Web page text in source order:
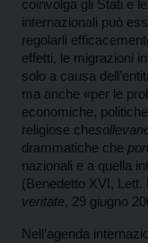
coinvolga gli Stati e
internazionali può
regolarli
effetti, le migrazioni
solo a causa
ma anche «per le
economiche,
religiose che
drammatiche che
nazionali e a quella
(Benedetto XVI, Lett.
veritate, 29 giugno
Nell’agenda